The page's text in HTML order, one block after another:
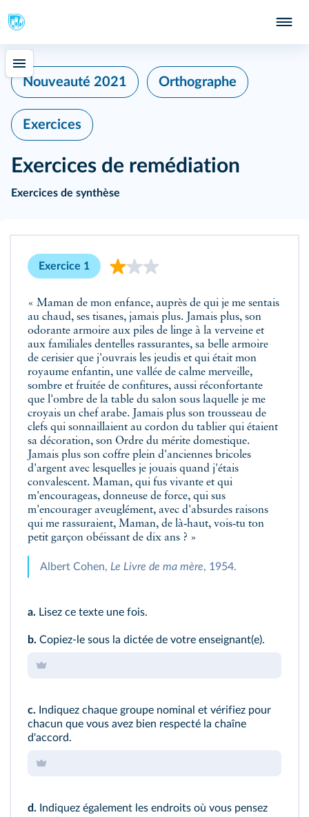
Nouveauté 2021 Orthographe
Exercices
Exercices de remédiation
Exercices de synthèse
Exercice 1
« Maman de mon enfance, auprès de qui je me sentais
au chaud, ses tisanes, jamais plus. Jamais plus, son
odorante armoire aux piles de linge à la verveine et
aux familiales dentelles rassurantes, sa belle armoire
de cerisier que j'ouvrais les jeudis et qui était mon
royaume enfantin, une vallée de calme merveille,
sombre et fruitée de confitures, aussi réconfortante
que l'ombre de la table du salon sous laquelle je me
croyais un chef arabe. Jamais plus son trousseau de
clefs qui sonnaillaient au cordon du tablier qui étaient
sa décoration, son Ordre du mérite domestique.
Jamais plus son coffre plein d'anciennes bricoles
d'argent avec lesquelles je jouais quand j'étais
convalescent. Maman, qui fus vivante et qui
m'encourageas, donneuse de force, qui sus
m'encourager aveuglément, avec d'absurdes raisons
qui me rassuraient, Maman, de là‑haut, vois‑tu ton
petit garçon obéissant de dix ans ? »
Albert Cohen, Le Livre de ma mère, 1954.
a. Lisez ce texte une fois.
b. Copiez‑le sous la dictée de votre enseignant(e).
c.
Indiquez chaque groupe nominal et vérifiez pour
chacun que vous avez bien respecté la chaîne
d'accord.
d. Indiquez également les endroits où vous pensez